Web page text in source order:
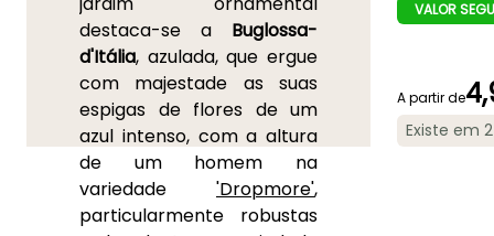
destaca-se a Buglossa-
d'Itália, azulada, que ergue
com majestade as suas
espigas de flores de um
azul intenso, com a altura
de um homem na
variedade 'Dropmore',
particularmente robustas
Altura à
maturidade
Período de
VALOR
A partir de
Existe em